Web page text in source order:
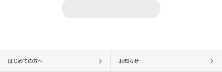
はじめての方へ お知らせ